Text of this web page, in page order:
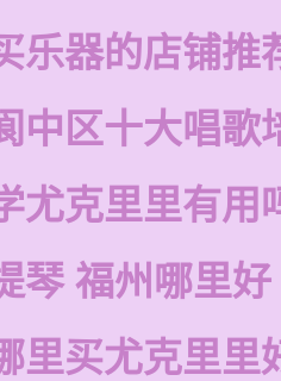
乐器的店铺推
中区十大唱歌
尤克里里有用
琴 福州哪里好
里买尤克里里